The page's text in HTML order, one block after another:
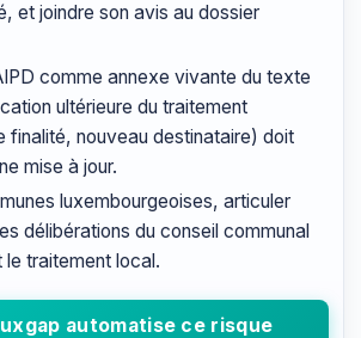
et joindre son avis au dossier
comme annexe vivante du texte
ultérieure du traitement
finalité, nouveau destinataire) doit
mise à jour.
luxembourgeoises, articuler
délibérations du conseil communal
le traitement local.
automatise ce risque